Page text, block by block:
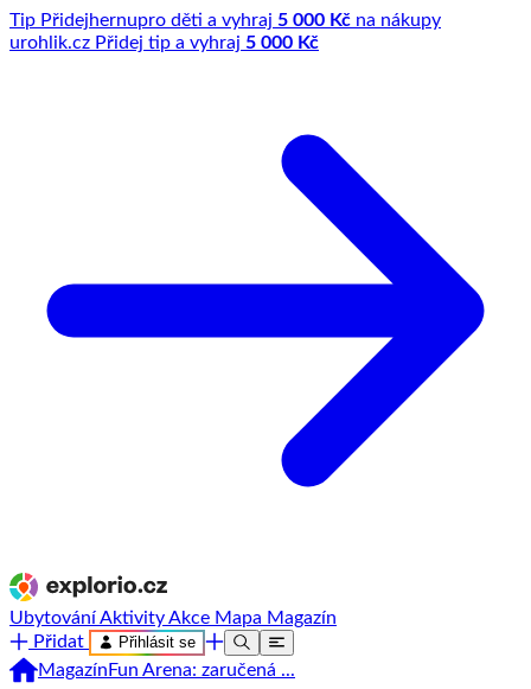
Tip Přidejhernupro děti a vyhraj 5 000 Kč na nákupy
urohlik.cz Přidej tip a vyhraj 5 000 Kč
UbytováníAktivityAkce Mapa Magazín
Přidat
Přihlásit se
Magazín Fun Arena: zaručená ...